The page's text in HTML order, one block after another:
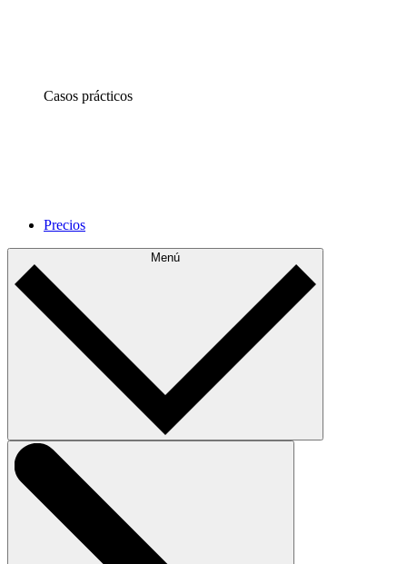
Casos prácticos
Precios
Menú